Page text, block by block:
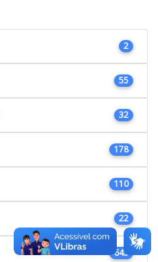
2
55
32
178
110
22
645